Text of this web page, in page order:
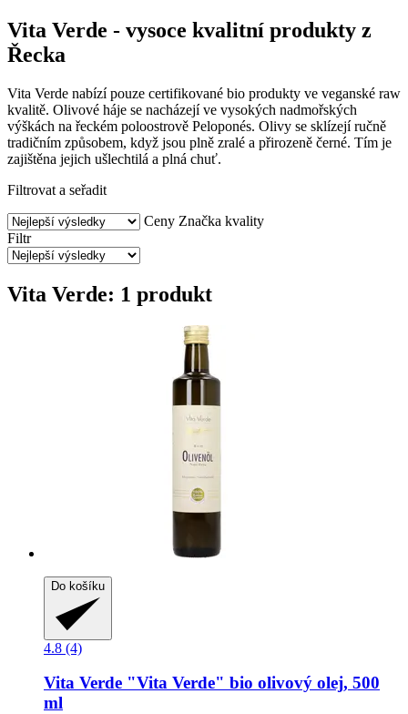
Vita Verde - vysoce kvalitní produkty z
Řecka
Vita Verde nabízí pouze certifikované bio produkty ve veganské raw
kvalitě. Olivové háje se nacházejí ve vysokých nadmořských
výškách na řeckém poloostrově Peloponés. Olivy se sklízejí ručně
tradičním způsobem, když jsou plně zralé a přirozeně černé. Tím je
zajištěna jejich ušlechtilá a plná chuť.
Filtrovat a seřadit
Ceny Značka kvality
Filtr
Vita Verde: 1 produkt
Do košíku
4.8 (4)
Vita Verde "Vita Verde" bio olivový olej, 500
ml